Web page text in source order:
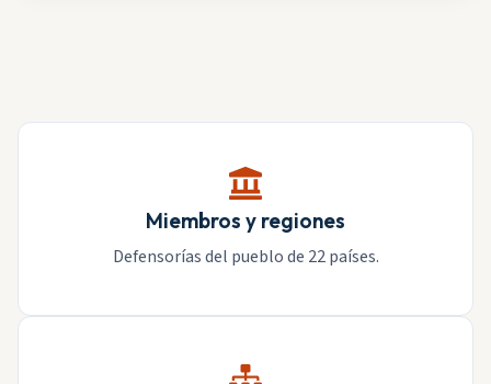
Miembros y regiones
Defensorías del pueblo de 22 países.